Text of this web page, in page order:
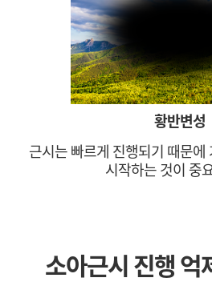
황반변성
근시는 빠르게 진행되기 때문에
시작하는 것이 중
소아근시 진행 억